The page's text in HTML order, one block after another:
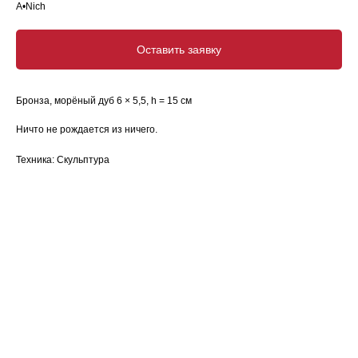
A•Nich
Оставить заявку
Бронза, морёный дуб 6 × 5,5, h = 15 см
Ничто не рождается из ничего.
Техника: Скульптура